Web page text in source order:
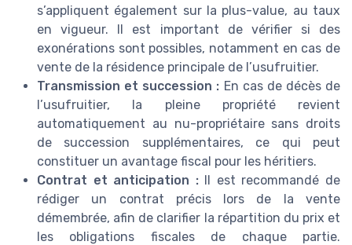
s’appliquent également sur la plus-value, au taux
en vigueur. Il est important de vérifier si des
exonérations sont possibles, notamment en cas de
vente de la résidence principale de l’usufruitier.
Transmission et succession : En cas de décès de
l’usufruitier, la pleine propriété revient
automatiquement au nu-propriétaire sans droits
de succession supplémentaires, ce qui peut
constituer un avantage fiscal pour les héritiers.
Contrat et anticipation :Il est recommandé de
rédiger un contrat précis lors de la vente
démembrée, afin de clarifier la répartition du prix et
les obligations fiscales de chaque partie.